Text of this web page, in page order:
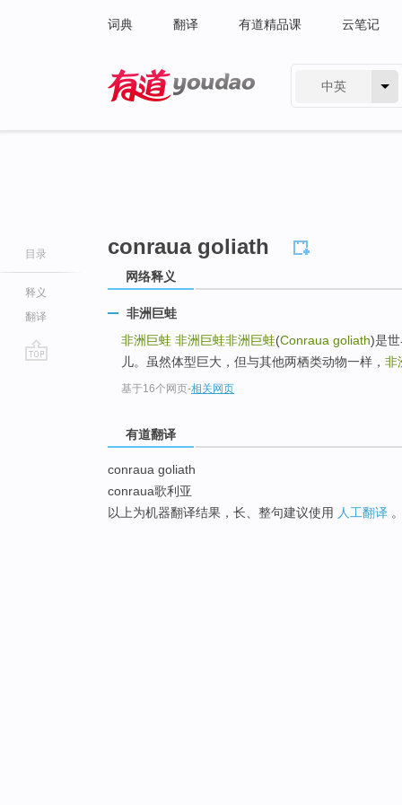
词典 翻译 有道精品课 云笔记
中英
目录
释义
翻译
conraua goliath
网络释义
非洲巨蛙
非洲巨蛙 非洲巨蛙非洲巨蛙(Conraua goliath)是
儿。虽然体型巨大，但与其他两栖类动物一样， 非
基于16个网页-相关网页
有道翻译
conraua goliath
conraua歌利亚
以上为机器翻译结果，长、整句建议使用 人工翻译